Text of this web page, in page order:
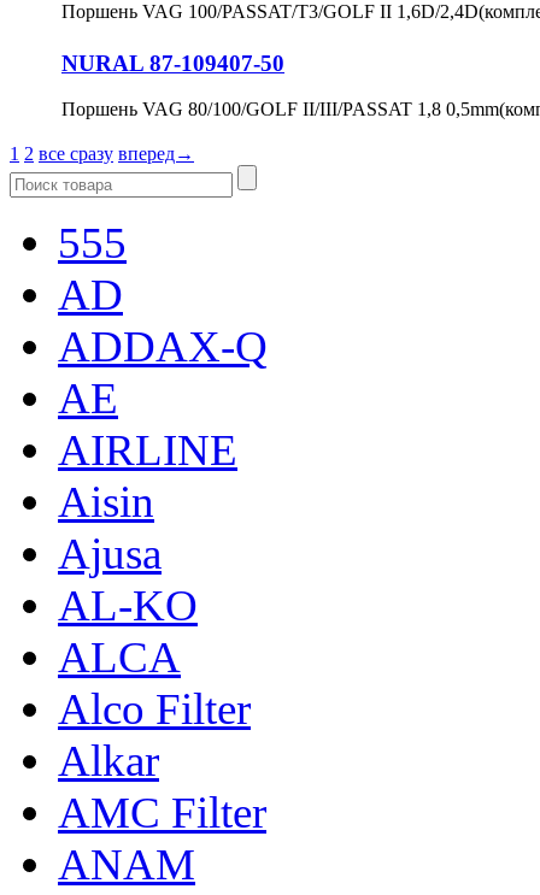
Поршень VAG 100/PASSAT/T3/GOLF II 1,6D/
NURAL 87-109407-50
Поршень VAG 80/100/GOLF II/III/PASSAT 1,8
1 2 все сразу вперед→
555
AD
ADDAX-Q
AE
AIRLINE
Aisin
Ajusa
AL-KO
ALCA
Alco Filter
Alkar
AMC Filter
ANAM